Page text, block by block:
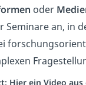
oder
Seminare an, in
Hier ein Video aus